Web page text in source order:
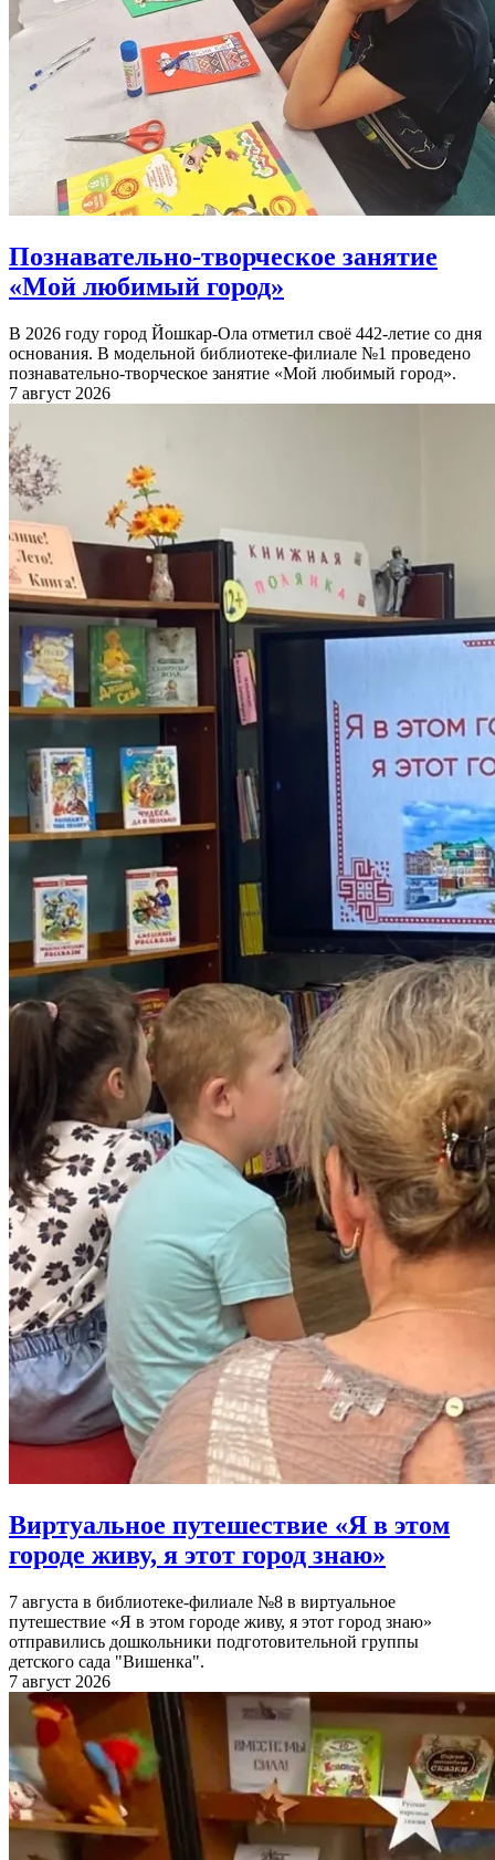
Познавательно-творческое занятие
«Мой любимый город»
В 2026 году город Йошкар-Ола отметил своё 442-летие со дня
основания. В модельной библиотеке-филиале №1 проведено
познавательно-творческое занятие «Мой любимый город».
7 август 2026
Виртуальное путешествие «Я в этом
городе живу, я этот город знаю»
7 августа в библиотеке-филиале №8 в виртуальное
путешествие «Я в этом городе живу, я этот город знаю»
отправились дошкольники подготовительной группы
детского сада "Вишенка".
7 август 2026